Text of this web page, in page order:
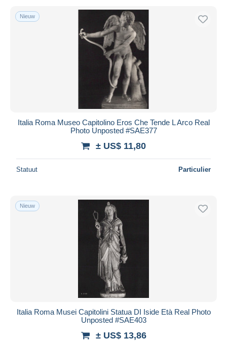
Nieuw
Italia Roma Museo Capitolino Eros Che Tende L Arco Real
Photo Unposted #SAE377
± US$ 11,80
Statuut Particulier
Nieuw
Italia Roma Musei Capitolini Statua DI Iside Età Real Photo
Unposted #SAE403
± US$ 13,86